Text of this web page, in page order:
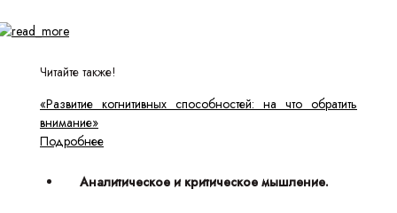
Читайте также!
«Развитие когнитивных способностей: на что обратить
внимание»
Подробнее
Аналитическое и критическое мышление.